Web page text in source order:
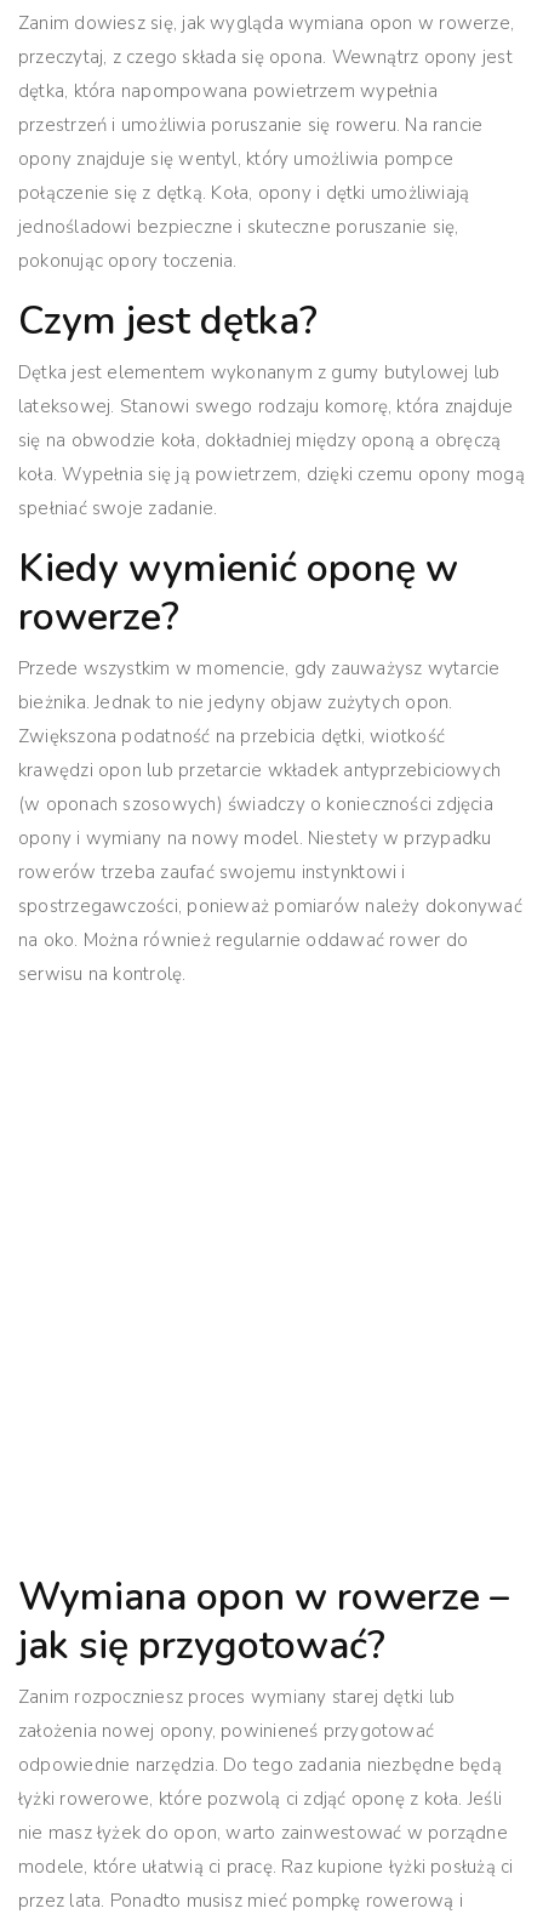
Zanim dowiesz się, jak wygląda wymiana opon w rowerze,
przeczytaj, z czego składa się opona. Wewnątrz opony jest
dętka, która napompowana powietrzem wypełnia
przestrzeń i umożliwia poruszanie się roweru. Na rancie
opony znajduje się wentyl, który umożliwia pompce
połączenie się z dętką. Koła, opony i dętki umożliwiają
jednośladowi bezpieczne i skuteczne poruszanie się,
pokonując opory toczenia.
Czym jest dętka?
Dętka jest elementem wykonanym z gumy butylowej lub
lateksowej. Stanowi swego rodzaju komorę, która znajduje
się na obwodzie koła, dokładniej między oponą a obręczą
koła.Wypełnia się ją powietrzem, dzięki czemu opony mogą
spełniać swoje zadanie.
Kiedy wymienić oponę w
rowerze?
Przede wszystkim w momencie, gdy zauważysz wytarcie
bieżnika. Jednak to nie jedyny objaw zużytych opon.
Zwiększona podatność na przebicia dętki, wiotkość
krawędzi opon lub przetarcie wkładek antyprzebiciowych
(w oponach szosowych) świadczy o konieczności zdjęcia
opony i wymiany na nowy model. Niestety w przypadku
rowerów trzeba zaufać swojemu instynktowi i
spostrzegawczości, ponieważ pomiarów należy dokonywać
na oko. Można również regularnie oddawać rower do
serwisu na kontrolę.
Wymiana opon w rowerze –
jak się przygotować?
Zanim rozpoczniesz proces wymiany starej dętki lub
założenia nowej opony, powinieneś przygotować
odpowiednie narzędzia. Do tego zadania niezbędne będą
łyżki rowerowe, które pozwolą ci zdjąć oponę z koła.Jeśli
nie masz łyżek do opon, warto zainwestować w porządne
modele, które ułatwią ci pracę. Raz kupione łyżki posłużą ci
przez lata. Ponadto musisz mieć pompkę rowerową i